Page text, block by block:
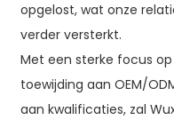
opgelost, wat onze
verder versterkt.
Met een sterke focus
toewijding aan OEM/
aan kwalificaties, zal